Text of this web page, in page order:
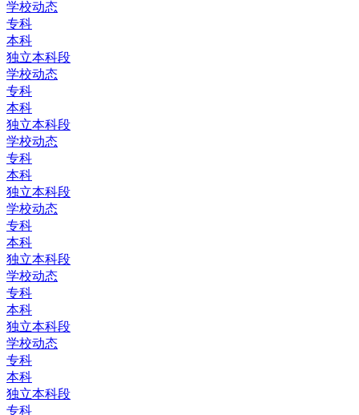
学校动态
专科
本科
独立本科段
学校动态
专科
本科
独立本科段
学校动态
专科
本科
独立本科段
学校动态
专科
本科
独立本科段
学校动态
专科
本科
独立本科段
学校动态
专科
本科
独立本科段
专科